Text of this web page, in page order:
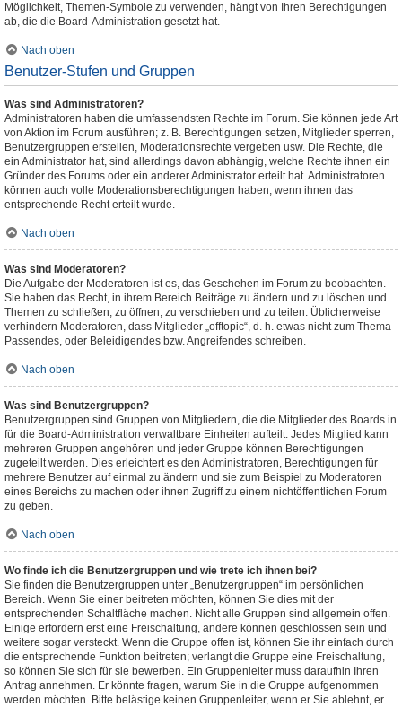
Möglichkeit, Themen-Symbole zu verwenden, hängt von Ihren Berechtigungen
ab, die die Board-Administration gesetzt hat.
Nach oben
Benutzer-Stufen und Gruppen
Was sind Administratoren?
Administratoren haben die umfassendsten Rechte im Forum. Sie können jede Art
von Aktion im Forum ausführen; z. B. Berechtigungen setzen, Mitglieder sperren,
Benutzergruppen erstellen, Moderationsrechte vergeben usw. Die Rechte, die
ein Administrator hat, sind allerdings davon abhängig, welche Rechte ihnen ein
Gründer des Forums oder ein anderer Administrator erteilt hat. Administratoren
können auch volle Moderationsberechtigungen haben, wenn ihnen das
entsprechende Recht erteilt wurde.
Nach oben
Was sind Moderatoren?
Die Aufgabe der Moderatoren ist es, das Geschehen im Forum zu beobachten.
Sie haben das Recht, in ihrem Bereich Beiträge zu ändern und zu löschen und
Themen zu schließen, zu öffnen, zu verschieben und zu teilen. Üblicherweise
verhindern Moderatoren, dass Mitglieder „offtopic“, d. h. etwas nicht zum Thema
Passendes, oder Beleidigendes bzw. Angreifendes schreiben.
Nach oben
Was sind Benutzergruppen?
Benutzergruppen sind Gruppen von Mitgliedern, die die Mitglieder des Boards in
für die Board-Administration verwaltbare Einheiten aufteilt. Jedes Mitglied kann
mehreren Gruppen angehören und jeder Gruppe können Berechtigungen
zugeteilt werden. Dies erleichtert es den Administratoren, Berechtigungen für
mehrere Benutzer auf einmal zu ändern und sie zum Beispiel zu Moderatoren
eines Bereichs zu machen oder ihnen Zugriff zu einem nichtöffentlichen Forum
zu geben.
Nach oben
Wo finde ich die Benutzergruppen und wie trete ich ihnen bei?
Sie finden die Benutzergruppen unter „Benutzergruppen“ im persönlichen
Bereich. Wenn Sie einer beitreten möchten, können Sie dies mit der
entsprechenden Schaltfläche machen. Nicht alle Gruppen sind allgemein offen.
Einige erfordern erst eine Freischaltung, andere können geschlossen sein und
weitere sogar versteckt. Wenn die Gruppe offen ist, können Sie ihr einfach durch
die entsprechende Funktion beitreten; verlangt die Gruppe eine Freischaltung,
so können Sie sich für sie bewerben. Ein Gruppenleiter muss daraufhin Ihren
Antrag annehmen. Er könnte fragen, warum Sie in die Gruppe aufgenommen
werden möchten. Bitte belästige keinen Gruppenleiter, wenn er Sie ablehnt, er